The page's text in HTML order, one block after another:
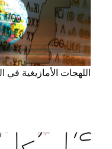
اللهجات الأمازيغية في